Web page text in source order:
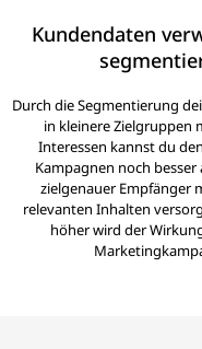
Kundendaten
Durch die Segmentierung
in kleinere Zielgruppen
Interessen kannst du
Kampagnen noch besser
zielgenauer Empfänger
relevanten Inhalten
höher wird der